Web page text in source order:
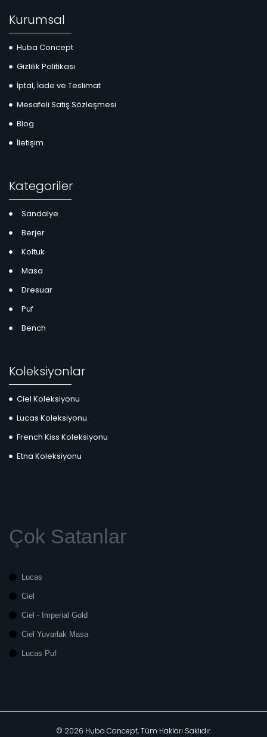
Kurumsal
Huba Concept
Gizlilik Politikası
İptal, İade ve Teslimat
Mesafeli Satış Sözleşmesi
Blog
İletişim
Kategoriler
Sandalye
Berjer
Koltuk
Masa
Dresuar
Puf
Bench
Koleksiyonlar
Ciel Koleksiyonu
Lucas Koleksiyonu
French Kiss Koleksiyonu
Etna Koleksiyonu
Çok Satanlar
Lucas
Ciel
Ciel - Imperial Gold
Ciel Yuvarlak Masa
Lucas Puf
© 2026 Huba Concept, Tüm Hakları Saklıdır.